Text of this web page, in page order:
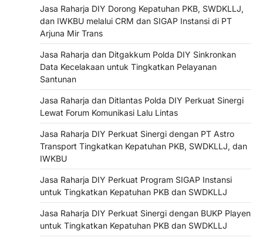
Jasa Raharja DIY Dorong Kepatuhan PKB, SWDKLLJ,
dan IWKBU melalui CRM dan SIGAP Instansi di PT
Arjuna Mir Trans
Jasa Raharja dan Ditgakkum Polda DIY Sinkronkan
Data Kecelakaan untuk Tingkatkan Pelayanan
Santunan
Jasa Raharja dan Ditlantas Polda DIY Perkuat Sinergi
Lewat Forum Komunikasi Lalu Lintas
Jasa Raharja DIY Perkuat Sinergi dengan PT Astro
Transport Tingkatkan Kepatuhan PKB, SWDKLLJ, dan
IWKBU
Jasa Raharja DIY Perkuat Program SIGAP Instansi
untuk Tingkatkan Kepatuhan PKB dan SWDKLLJ
Jasa Raharja DIY Perkuat Sinergi dengan BUKP Playen
untuk Tingkatkan Kepatuhan PKB dan SWDKLLJ